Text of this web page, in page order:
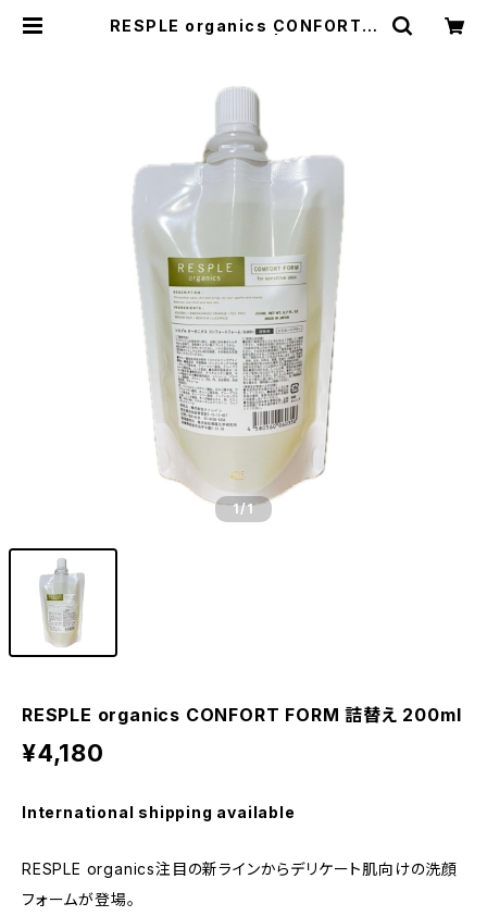
RESPLE organics CONFORT F
1/1
RESPLE organics CONFORT FORM 詰替え 200ml
¥4,180
International shipping available
RESPLE organics注目の新ラインからデリケート肌向けの洗顔
フォームが登場。